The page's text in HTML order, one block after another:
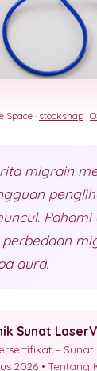
Space · stocksnap ·
migrain
Pahami
aura.
Sunat
– Sunat
2026 •Tentang